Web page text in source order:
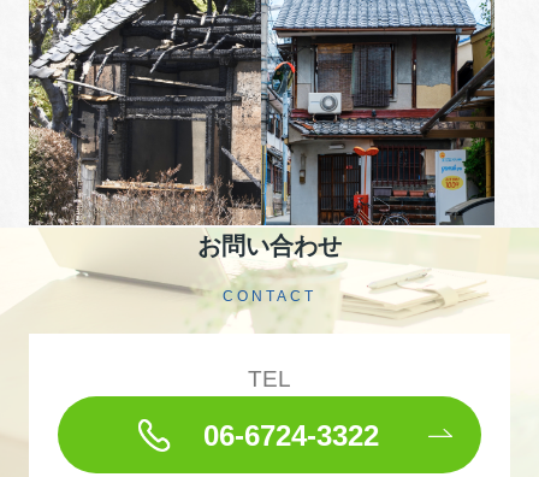
お問い合わせ
CONTACT
TEL
06-6724-3322